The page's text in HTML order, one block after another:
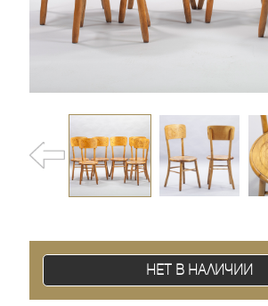
Нет в наличии